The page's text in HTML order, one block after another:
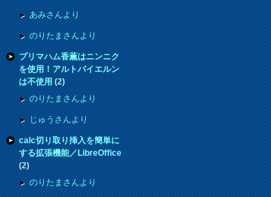
あみさんより
のりたまさんより
プリマハム香薫はニンニク
を使用！アルトバイエルン
は不使用(2)
のりたまさんより
じゅうさんより
calc切り取り挿入を簡単に
する拡張機能／LibreOffice
(2)
のりたまさんより